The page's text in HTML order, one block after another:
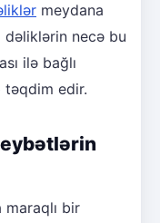
meydana
necə bu
ilə bağlı
təqdim edir.
bir